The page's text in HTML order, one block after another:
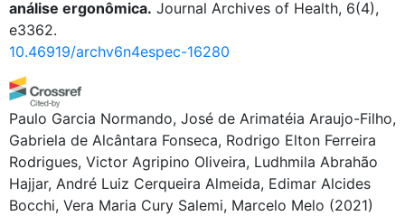
análise ergonômica. Journal Archives of Health, 6(4),
e3362.
10.46919/archv6n4espec-16280
Paulo Garcia Normando, José de Arimatéia Araujo-Filho,
Gabriela de Alcântara Fonseca, Rodrigo Elton Ferreira
Rodrigues, Victor Agripino Oliveira, Ludhmila Abrahão
Hajjar, André Luiz Cerqueira Almeida, Edimar Alcides
Bocchi, Vera Maria Cury Salemi, Marcelo Melo (2021)